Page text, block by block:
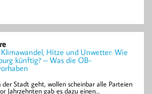
Klimawandel, Hitze und Unwetter: Wie
künftig? – Was die OB-
der Stadt geht, wollen scheinbar alle Parteien
Jahrzehnten gab es dazu einen…